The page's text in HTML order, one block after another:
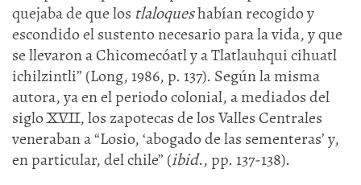
quejaba de que los tlaloqueshabían recogido y
escondido el sustento necesario para la vida, y que
se llevaron a Chicomecóatl y a Tlatlauhqui cihuatl
ichilzintli” (Long, 1986, p. 137). Según la misma
autora, ya en el periodo colonial, a mediados del
siglo XVII, los zapotecas de los Valles Centrales
veneraban a “Losio, ‘abogado de las sementeras’ y,
en particular, del chile” (ibid., pp. 137-138).